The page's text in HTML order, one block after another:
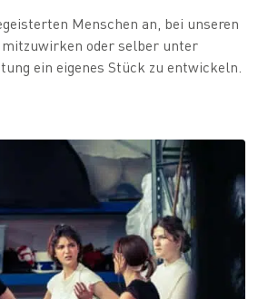
Menschen an, bei unseren
oder selber unter
ein eigenes Stück zu entwickeln.